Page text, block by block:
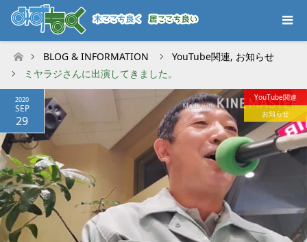
ホーム
BLOG & INFORMATION YouTube関連, お知らせ
ミヤラジさんに出演してきました。
2020
SEP
29
YouTube関連
お知らせ